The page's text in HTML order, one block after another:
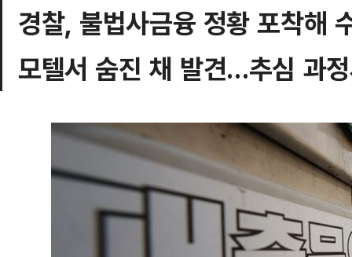
경찰, 불법사금융 정황 포착해
모텔서 숨진 채 발견…추심 과